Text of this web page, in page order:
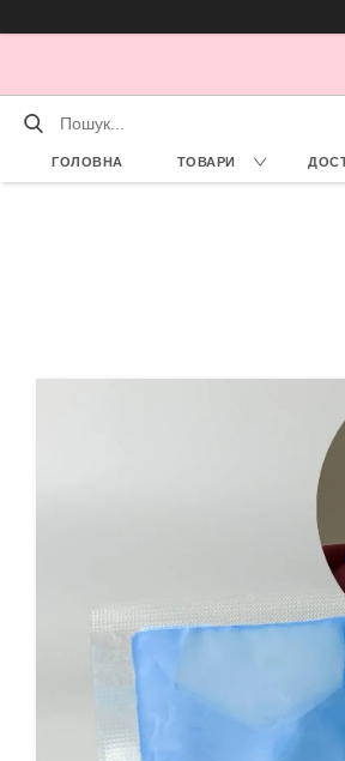
ГОЛОВНА ТОВАРИ